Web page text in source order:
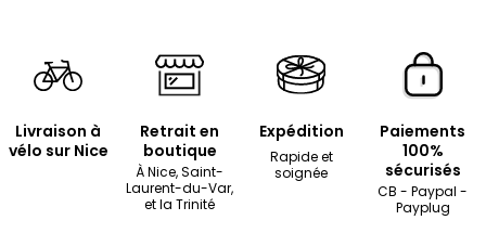
Livraison à
vélo sur Nice
Retrait en
boutique
À Nice, Saint-
Laurent-du-Var,
et la Trinité
Expédition
Rapide et
soignée
Paiements
100%
sécurisés
CB - Paypal -
Payplug